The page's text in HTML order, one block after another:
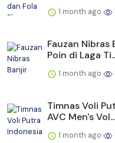
1 month ago
Fauzan Nibras
Poin di Laga
1 month ago
Timnas Voli
AVC Men's Vol...
1 month ago